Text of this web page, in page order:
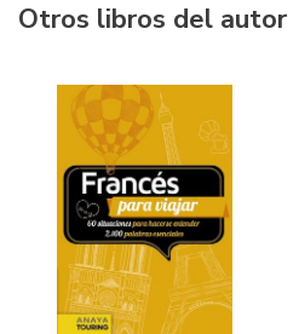
Otros libros del autor